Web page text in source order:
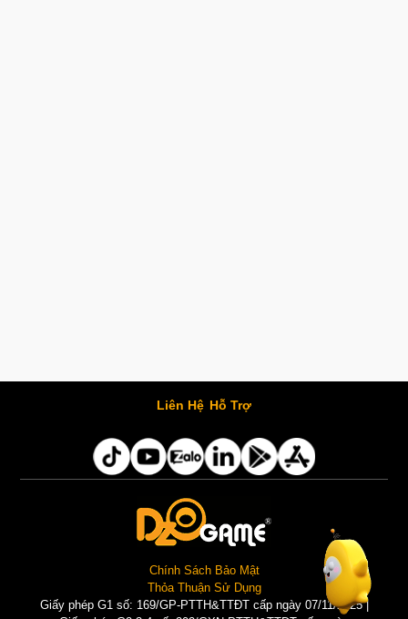
Liên Hệ Hỗ Trợ
Chính Sách Bảo Mật
Thỏa Thuận Sử Dụng
Giấy phép G1 số: 169/GP-PTTH&TTĐT cấp ngày 07/11/2025 |